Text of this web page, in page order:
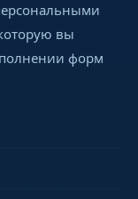
вы
форм